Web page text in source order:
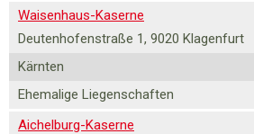
Waisenhaus-Kaserne
Deutenhofenstraße 1, 9020 Klagenfurt
Kärnten
Ehemalige Liegenschaften
Aichelburg-Kaserne